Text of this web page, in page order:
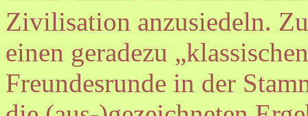
Zivilisation anzusiedeln.
einen geradezu
Freundesrunde in der